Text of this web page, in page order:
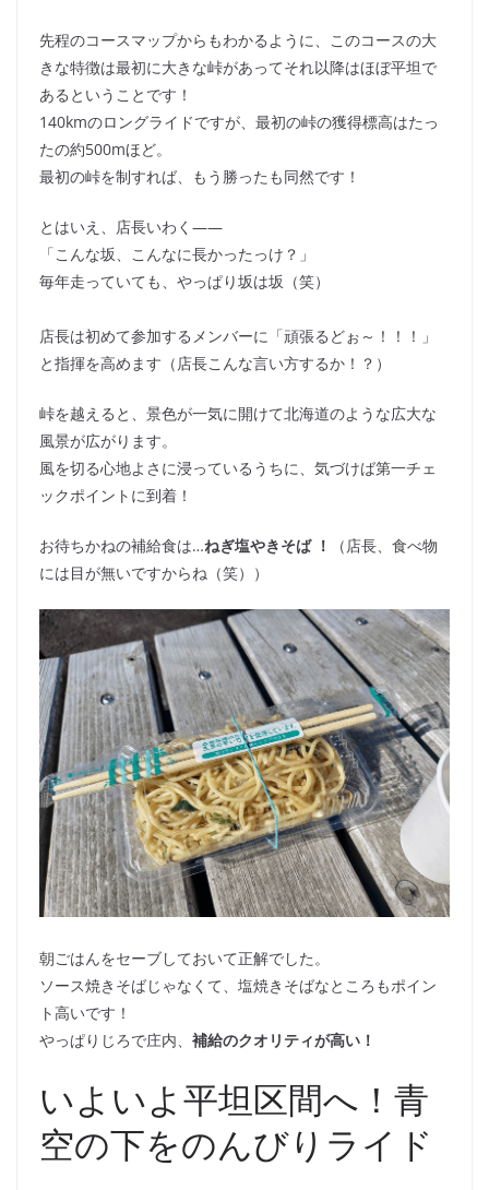
先程のコースマップからもわかるように、このコースの大
きな特徴は最初に大きな峠があってそれ以降はほぼ平坦で
あるということです！
140kmのロングライドですが、最初の峠の獲得標高はたっ
たの約500mほど。
最初の峠を制すれば、もう勝ったも同然です！
とはいえ、店長いわく――
「こんな坂、こんなに長かったっけ？」
毎年走っていても、やっぱり坂は坂（笑）
店長は初めて参加するメンバーに「頑張るどぉ～！！！」
と指揮を高めます（店長こんな言い方するか！？）
峠を越えると、景色が一気に開けて北海道のような広大な
風景が広がります。
風を切る心地よさに浸っているうちに、気づけば第一チェ
ックポイントに到着！
お待ちかねの補給食は…ねぎ塩やきそば ！
（店長、食べ物
には目が無いですからね（笑））
朝ごはんをセーブしておいて正解でした。
ソース焼きそばじゃなくて、塩焼きそばなところもポイン
ト高いです！
やっぱりじろで庄内、 補給のクオリティが高い！
いよいよ平坦区間へ！青
空の下をのんびりライド